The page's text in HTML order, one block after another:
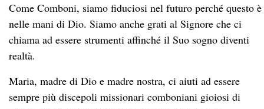
Come Comboni, siamo fiduciosi nel futuro perché questo è
nelle mani di Dio. Siamo anche grati al Signore che ci
chiama ad essere strumenti affinché il Suo sogno diventi
realtà.
Maria, madre di Dio e madre nostra, ci aiuti ad essere
sempre più discepoli missionari comboniani gioiosi di